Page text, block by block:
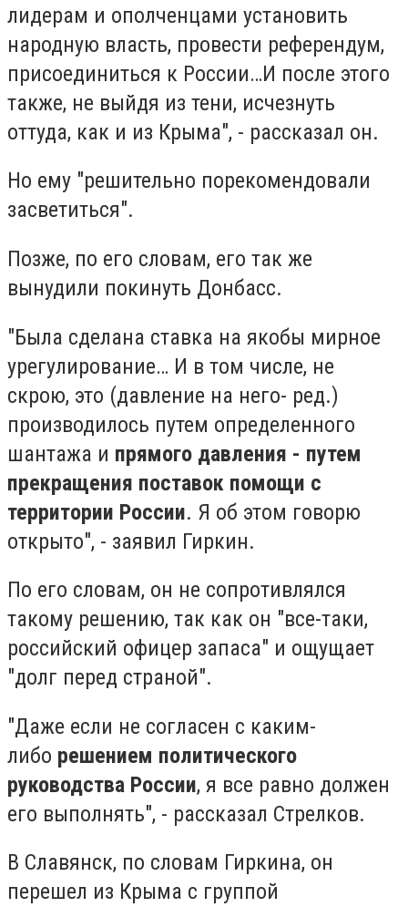
лидерам и ополченцами установить
народную власть, провести референдум,
присоединиться к России…И после этого
также, не выйдя из тени, исчезнуть
оттуда, как и из Крыма", - рассказал он.
Но ему "решительно порекомендовали
засветиться".
Позже, по его словам, его так же
вынудили покинуть Донбасс.
"Была сделана ставка на якобы мирное
урегулирование… И в том числе, не
скрою, это (давление на него- ред.)
производилось путем определенного
шантажа и прямого давления - путем
прекращения поставок помощи с
территории России. Я об этом говорю
открыто", - заявил Гиркин.
По его словам, он не сопротивлялся
такому решению, так как он "все-таки,
российский офицер запаса" и ощущает
"долг перед страной".
"Даже если не согласен с каким-
либо решением политического
руководства России, я все равно должен
его выполнять", - рассказал Стрелков.
В Славянск, по словам Гиркина, он
перешел из Крыма с группой